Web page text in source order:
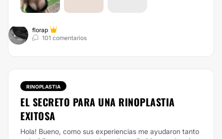
florap
101 comentarios
RINOPLASTIA
EL SECRETO PARA UNA RINOPLASTIA
EXITOSA
Hola! Bueno, como sus experiencias me ayudaron tanto